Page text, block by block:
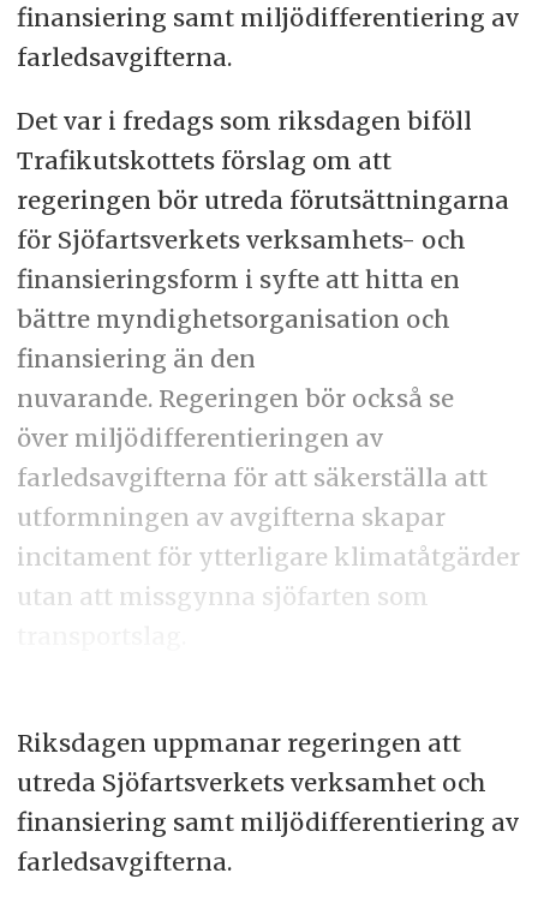
finansiering samt miljödifferentiering av
farledsavgifterna.
Det var i fredags som riksdagen biföll
Trafikutskottets förslag om att
regeringen bör utreda förutsättningarna
för Sjöfartsverkets verksamhets- och
finansieringsform i syfte att hitta en
bättre myndighetsorganisation och
finansiering än den
nuvarande. Regeringen bör också se
över miljödifferentieringen av
farledsavgifterna för att säkerställa att
utformningen av avgifterna skapar
incitament för ytterligare klimatåtgärder
utan att missgynna sjöfarten som
Riksdagen uppmanar regeringen att
utreda Sjöfartsverkets verksamhet och
finansiering samt miljödifferentiering av
farledsavgifterna.